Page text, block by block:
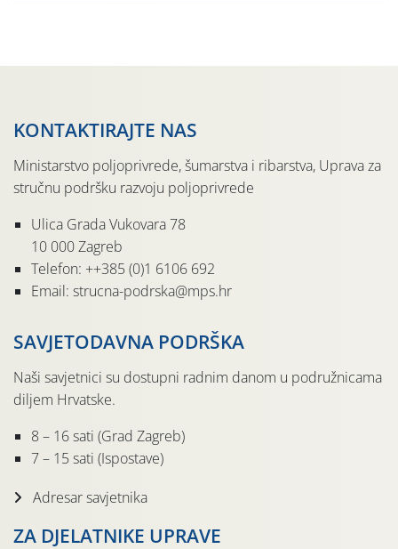
KONTAKTIRAJTE NAS
Ministarstvo poljoprivrede, šumarstva i ribarstva, Uprava za
stručnu podršku razvoju poljoprivrede
Ulica Grada Vukovara 78
10 000 Zagreb
Telefon: ++385 (0)1 6106 692
Email: strucna-podrska@mps.hr
SAVJETODAVNA PODRŠKA
Naši savjetnici su dostupni radnim danom u podružnicama
diljem Hrvatske.
8 – 16 sati (Grad Zagreb)
7 – 15 sati (Ispostave)
Adresar savjetnika
ZA DJELATNIKE UPRAVE